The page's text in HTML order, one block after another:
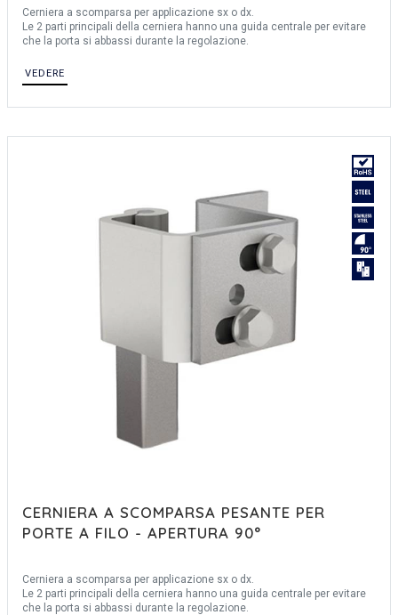
Cerniera a scomparsa per applicazione sx o dx.
Le 2 parti principali della cerniera hanno una guida centrale per evitare
che la porta si abbassi durante la regolazione.
VEDERE
CERNIERA A SCOMPARSA PESANTE PER
PORTE A FILO - APERTURA 90°
Cerniera a scomparsa per applicazione sx o dx.
Le 2 parti principali della cerniera hanno una guida centrale per evitare
che la porta si abbassi durante la regolazione.